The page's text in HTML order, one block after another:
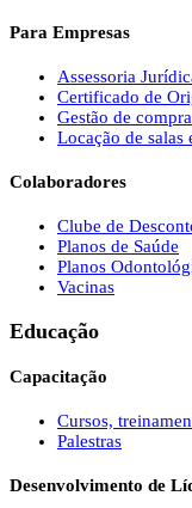
Para Empresas
Assessoria
Certificado de
Gestão de
Locação de
Colaboradores
Clube de
Planos de Saúde
Planos
Vacinas
Educação
Capacitação
Cursos,
Palestras
Desenvolvimento de